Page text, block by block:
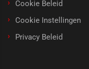
Cookie Beleid
Cookie Instellingen
Privacy Beleid